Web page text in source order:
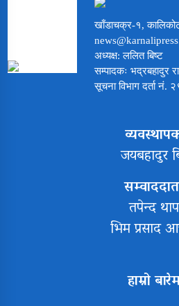
खाँडाचक्र-१,
अध्यक्ष: ललित बिष्ट
सम्पादकः भद्रबहादुर
सूचना विभाग दर्ता
जयबहादुर
तपेन्द
भिम प्रसाद
हाम्रो